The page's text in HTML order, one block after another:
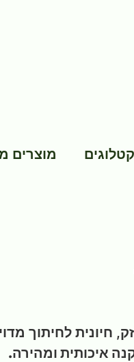
קטלוגים מוצרים
חיונית לחיתוך
איכותית ומהירה.